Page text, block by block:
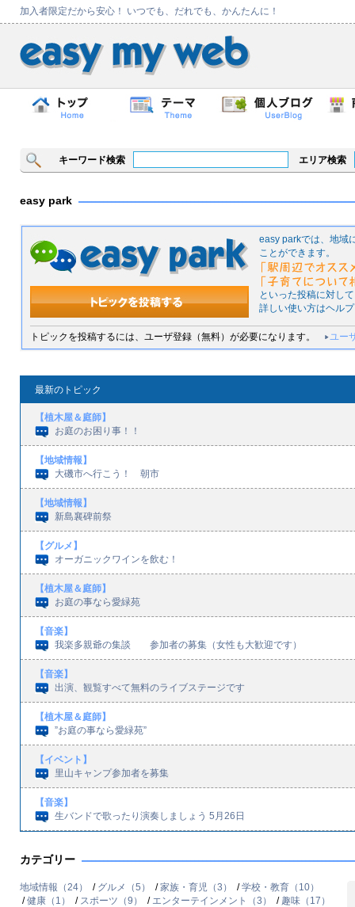
加入者限定だから安心！ いつでも、だれでも、かんたんに！
キーワード検索 エリア検索
easy park
easy parkでは、地域
ことができます。
といった投稿に対し
詳しい使い方はヘル
トピックを投稿するには、ユーザ登録（無料）が必要になります。 ユー
最新のトピック
【植木屋＆庭師】
お庭のお困り事！！
【地域情報】
大磯市へ行こう！ 朝市
【地域情報】
新島襄碑前祭
【グルメ】
オーガニックワインを飲む！
【植木屋＆庭師】
お庭の事なら愛緑苑
【音楽】
我楽多親爺の集談 参加者の募集（女性も大歓迎です）
【音楽】
出演、観覧すべて無料のライブステージです
【植木屋＆庭師】
”お庭の事なら愛緑苑”
【イベント】
里山キャンプ参加者を募集
【音楽】
生バンドで歌ったり演奏しましょう 5月26日
カテゴリー
地域情報（24） / グルメ（5） /家族・育児（3） /学校・教育（10）
/健康（1） / スポーツ（9） / エンターテインメント（3） / 趣味（17）